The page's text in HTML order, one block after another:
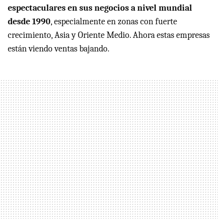
espectaculares en sus negocios a nivel mundial
desde 1990, especialmente en zonas con fuerte
crecimiento, Asia y Oriente Medio. Ahora estas empresas
están viendo ventas bajando.